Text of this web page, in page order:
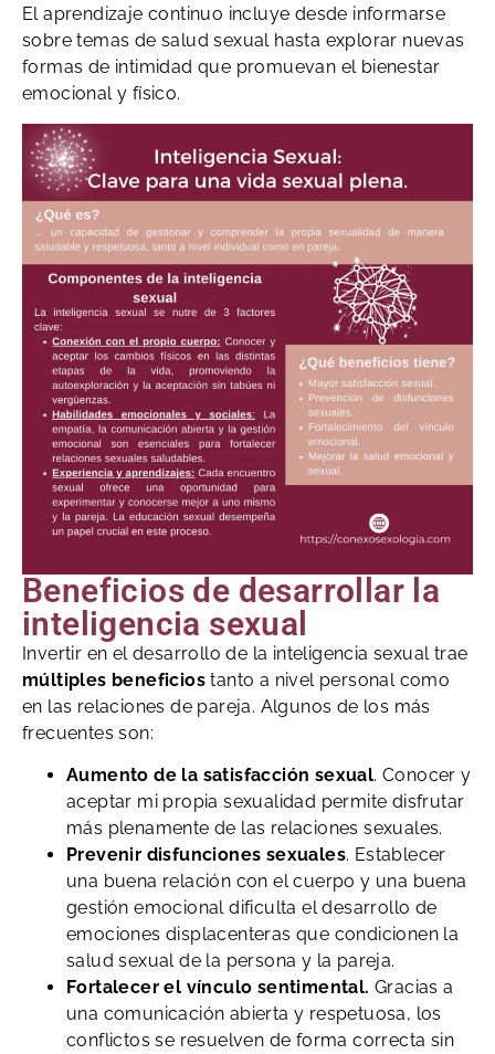
El aprendizaje continuo incluye desde informarse
sobre temas de salud sexual hasta explorar nuevas
formas de intimidad que promuevan el bienestar
emocional y físico.
Beneficios de desarrollar la
inteligencia sexual
Invertir en el desarrollo de la inteligencia sexual trae
múltiples beneficios tanto a nivel personal como
en las relaciones de pareja. Algunos de los más
frecuentes son:
Aumento de la satisfacción sexual. Conocer y
aceptar mi propia sexualidad permite disfrutar
más plenamente de las relaciones sexuales.
Prevenir disfunciones sexuales. Establecer
una buena relación con el cuerpo y una buena
gestión emocional dificulta el desarrollo de
emociones displacenteras que condicionen la
salud sexual de la persona y la pareja.
Fortalecer el vínculo sentimental. Gracias a
una comunicación abierta y respetuosa, los
conflictos se resuelven de forma correcta sin